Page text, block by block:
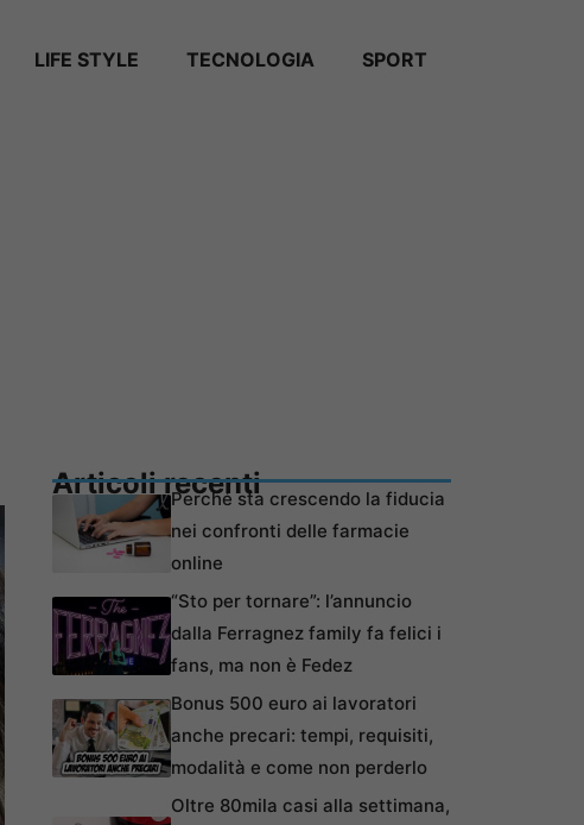
LIFE STYLE TECNOLOGIA SPORT
Articoli recentiPerché sta crescendo la fiducia
nei confronti delle farmacie
online
“Sto per tornare”: l’annuncio
dalla Ferragnez family fa felici i
fans, ma non è Fedez
Bonus 500 euro ai lavoratori
anche precari: tempi, requisiti,
modalità e come non perderlo
Oltre 80mila casi alla settimana,